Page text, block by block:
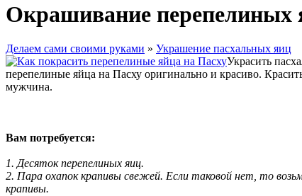
Окрашивание перепелиных
Делаем сами своими руками » Украшение пасхальных яиц
Украсить
перепелиные яйца на Пасху оригинально и красиво.
мужчина.
Вам потребуется:
1. Десяток перепелиных яиц.
2. Пара охапок крапивы свежей. Если таковой нет, то
крапивы.